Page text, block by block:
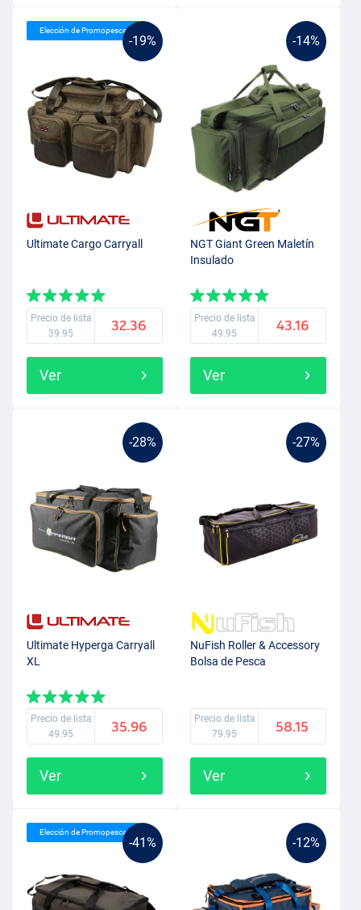
-19%
Elección de Promopesca
Ultimate Cargo Carryall
Precio de lista
39.95
32.36
Ver
-14%
NGT Giant Green Maletín
Insulado
Precio de lista
49.95
43.16
Ver
-28%
Ultimate Hyperga Carryall
XL
Precio de lista
49.95
35.96
Ver
-27%
NuFish Roller & Accessory
Bolsa de Pesca
Precio de lista
79.95
58.15
Ver
-41%
Elección de Promopesca
-12%